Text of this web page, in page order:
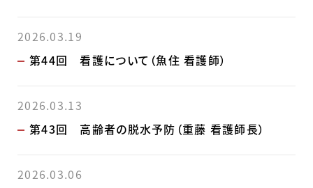
2026.03.19
第44回 看護について（魚住 看護師）
2026.03.13
第43回 高齢者の脱水予防（重藤 看護師長）
2026.03.06